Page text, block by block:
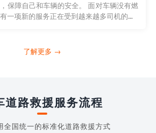
保障自己和车辆的安全。 面对车辆没有燃
一项新的服务正在受到越来越多司机的...
了解更多 →
道路救援服务流程
全国统一的标准化道路救援方式